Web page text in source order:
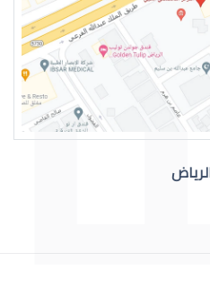
الاطفال الرضع